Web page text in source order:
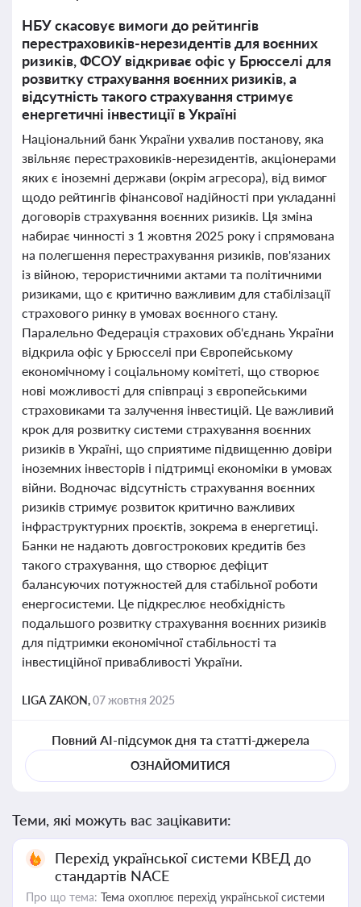
НБУ скасовує вимоги до рейтингів
перестраховиків-нерезидентів для воєнних
ризиків, ФСОУ відкриває офіс у Брюсселі для
розвитку страхування воєнних ризиків, а
відсутність такого страхування стримує
енергетичні інвестиції в Україні
Національний банк України ухвалив постанову, яка
звільняє перестраховиків-нерезидентів, акціонерами
яких є іноземні держави (окрім агресора), від вимог
щодо рейтингів фінансової надійності при укладанні
договорів страхування воєнних ризиків. Ця зміна
набирає чинності з 1 жовтня 2025 року і спрямована
на полегшення перестрахування ризиків, пов'язаних
із війною, терористичними актами та політичними
ризиками, що є критично важливим для стабілізації
страхового ринку в умовах воєнного стану.
Паралельно Федерація страхових об'єднань України
відкрила офіс у Брюсселі при Європейському
економічному і соціальному комітеті, що створює
нові можливості для співпраці з європейськими
страховиками та залучення інвестицій. Це важливий
крок для розвитку системи страхування воєнних
ризиків в Україні, що сприятиме підвищенню довіри
іноземних інвесторів і підтримці економіки в умовах
війни. Водночас відсутність страхування воєнних
ризиків стримує розвиток критично важливих
інфраструктурних проєктів, зокрема в енергетиці.
Банки не надають довгострокових кредитів без
такого страхування, що створює дефіцит
балансуючих потужностей для стабільної роботи
енергосистеми. Це підкреслює необхідність
подальшого розвитку страхування воєнних ризиків
для підтримки економічної стабільності та
інвестиційної привабливості України.
LIGA ZAKON,07 жовтня 2025
Повний AI-підсумок дня та статті-джерела
ОЗНАЙОМИТИСЯ
Теми, які можуть вас зацікавити:
Перехід української системи КВЕД до
стандартів NACE
Про що тема: Тема охоплює перехід української системи